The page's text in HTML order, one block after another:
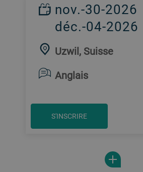
nov.-30-2026
déc.-04-2026
Uzwil, Suisse
Anglais
S'INSCRIRE